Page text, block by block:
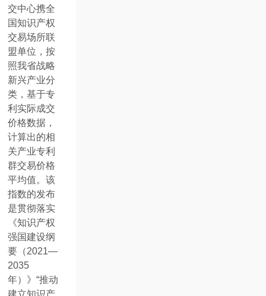
交中心携全
国知识产权
交易场所联
盟单位，按
照我省战略
新兴产业分
类，基于专
利实际成交
价格数据，
计算出的相
关产业专利
群交易价格
平均值。该
指数的发布
是贯彻落实
《知识产权
强国建设纲
要（2021—
2035
年）》“推动
建立知识产